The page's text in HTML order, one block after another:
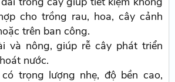
cho trồng rau, hoa, cây cảnh
trên ban công.
và nông, giúp rễ cây phát triển
nước.
trọng lượng nhẹ, độ bền cao,